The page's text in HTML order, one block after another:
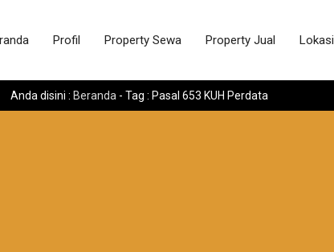
Profil Property Sewa Property Jual Lokasi
Anda disini : Beranda - Tag : Pasal 653 KUH Perdata